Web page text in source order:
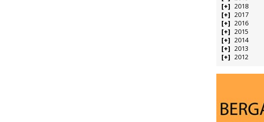
2018
2017
2016
2015
2014
2013
2012